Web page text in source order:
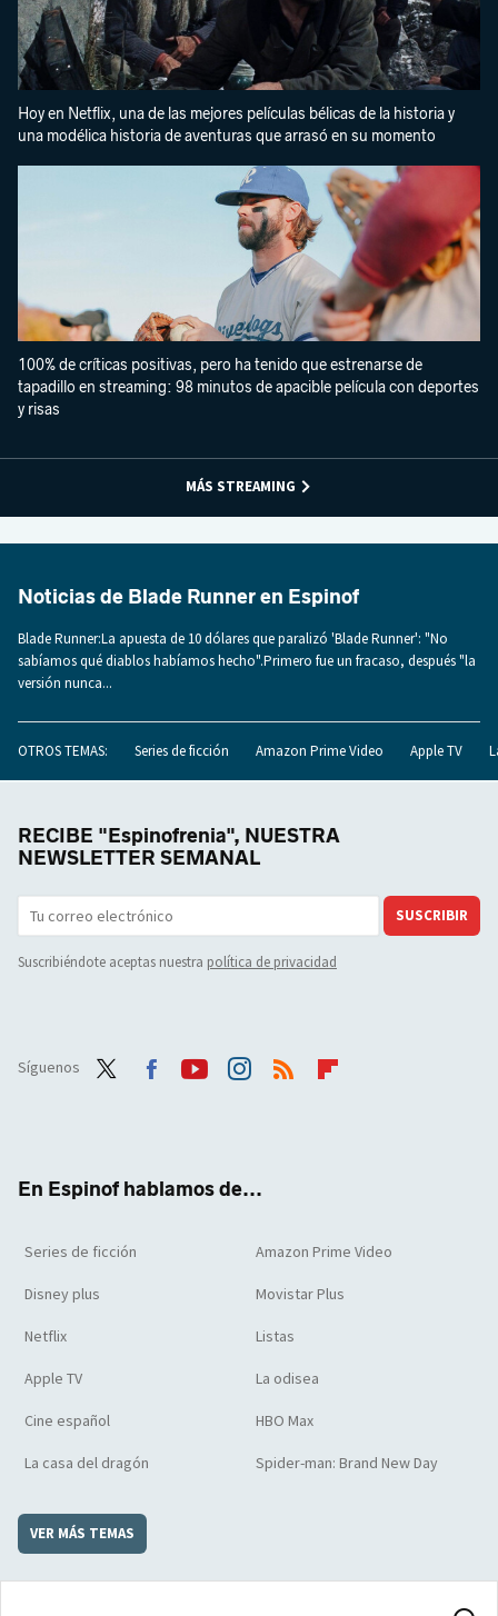
Hoy en Netflix, una de las mejores películas bélicas de la historia y
una modélica historia de aventuras que arrasó en su momento
100% de críticas positivas, pero ha tenido que estrenarse de
tapadillo en streaming: 98 minutos de apacible película con deportes
y risas
MÁS STREAMING
Noticias de Blade Runner en Espinof
Blade Runner:La apuesta de 10 dólares que paralizó 'Blade Runner': "No
sabíamos qué diablos habíamos hecho".Primero fue un fracaso, después "la
versión nunca...
OTROS TEMAS: Series de ficción Amazon Prime Video Apple TV
RECIBE "Espinofrenia", NUESTRA
NEWSLETTER SEMANAL
SUSCRIBIR
Suscribiéndote aceptas nuestra política de privacidad
Síguenos
En Espinof hablamos de...
Series de ficción Amazon Prime Video
Disney plus Movistar Plus
Netflix Listas
Apple TV La odisea
Cine español HBO Max
La casa del dragón Spider-man: Brand New Day
VER MÁS TEMAS